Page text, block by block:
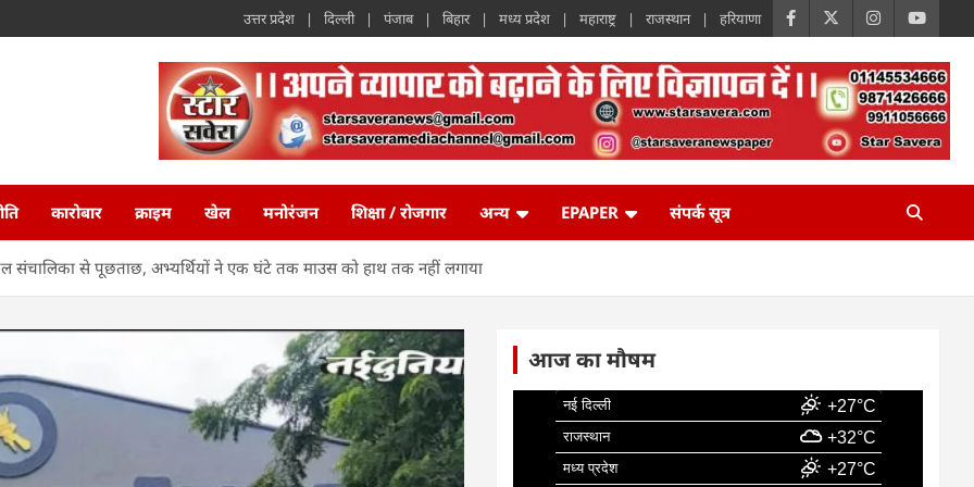
उत्तर प्रदेश दिल्ली पंजाब बिहार मध्य प्रदेश महाराष्ट्र राजस्थान हरियाणा
कारोबार क्राइम खेल मनोरंजन शिक्षा / रोजगार अन्य EPAPER संपर्क सूत्र
संचालिका से पूछताछ, अभ्यर्थियों ने एक घंटे तक माउस को हाथ तक नहीं लगाया
आज का मौषम
नई दिल्ली +27°C
राजस्थान +32°C
मध्य प्रदेश +27°C